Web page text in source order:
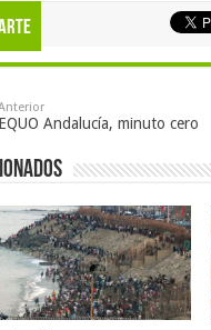
EQUO Andalucía, minuto cero